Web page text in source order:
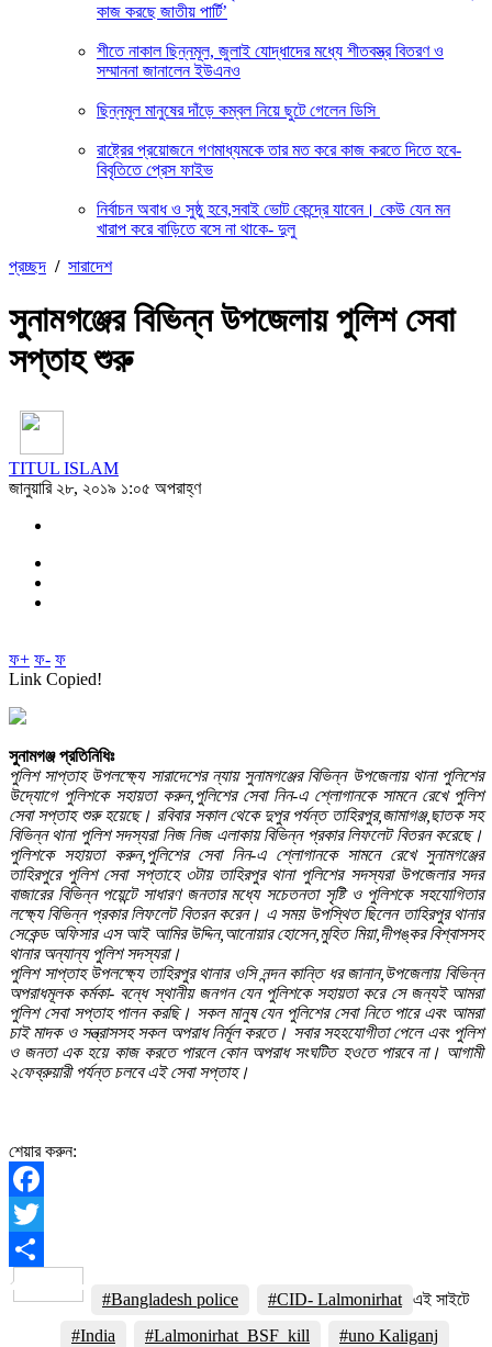
কাজ করছে জাতীয় পার্টি’
শীতে নাকাল ছিন্নমূল, জুলাই যোদ্ধাদের মধ্যে শীতবস্ত্র বিতরণ ও
সম্মাননা জানালেন ইউএনও
ছিন্নমূল মানুষের দাঁড়ে কম্বল নিয়ে ছুটে গেলেন ডিসি
রাষ্ট্রের প্রয়োজনে গণমাধ্যমকে তার মত করে কাজ করতে দিতে হবে-
বিবৃতিতে প্রেস ফাইভ
নির্বাচন অবাধ ও সুষ্ঠু হবে,সবাই ভোট কেন্দ্রে যাবেন। কেউ যেন মন
খারাপ করে বাড়িতে বসে না থাকে- দুলু
প্রচ্ছদ / সারাদেশ
সুনামগঞ্জের বিভিন্ন উপজেলায় পুলিশ সেবা
সপ্তাহ শুরু
TITUL ISLAM
জানুয়ারি ২৮, ২০১৯ ১:০৫ অপরাহ্ণ
ফ+ ফ- ফ
Link Copied!
সুনামগঞ্জ প্রতিনিধিঃ
পুলিশ সাপ্তাহ উপলক্ষ্যে সারাদেশের ন্যায় সুনামগঞ্জের বিভিন্ন উপজেলায় থানা পুলিশের
উদ্যোগে পুলিশকে সহায়তা করুন,পুলিশের সেবা নিন-এ শ্লোগানকে সামনে রেখে পুলিশ
সেবা সপ্তাহ শুরু হয়েছে। রবিবার সকাল থেকে দুপুর পর্যন্ত তাহিরপুর,জামাগঞ্জ,ছাতক সহ
বিভিন্ন থানা পুলিশ সদস্যরা নিজ নিজ এলাকায় বিভিন্ন প্রকার লিফলেট বিতরন করেছে।
পুলিশকে সহায়তা করুন,পুলিশের সেবা নিন-এ শ্লোগানকে সামনে রেখে সুনামগঞ্জের
তাহিরপুরে পুলিশ সেবা সপ্তাহে ৩টায় তাহিরপুর থানা পুলিশের সদস্যরা উপজেলার সদর
বাজারের বিভিন্ন পয়েন্টে সাধারণ জনতার মধ্যে সচেতনতা সৃষ্টি ও পুলিশকে সহযোগিতার
লক্ষ্যে বিভিন্ন প্রকার লিফলেট বিতরন করেন। এ সময় উপস্থিত ছিলেন তাহিরপুর থানার
সেকেন্ড অফিসার এস আই আমির উদ্দিন,আনোয়ার হোসেন,মুহিত মিয়া,দীপঙ্কর বিশ্বাসসহ
থানার অন্যান্য পুলিশ সদস্যরা।
পুলিশ সাপ্তাহ উপলক্ষ্যে তাহিরপুর থানার ওসি নন্দন কান্তি ধর জানান,উপজেলায় বিভিন্ন
অপরাধমূলক কর্মকা- বন্ধে স্থানীয় জনগন যেন পুলিশকে সহায়তা করে সে জন্যই আমরা
পুলিশ সেবা সপ্তাহ পালন করছি। সকল মানুষ যেন পুলিশের সেবা নিতে পারে এবং আমরা
চাই মাদক ও সন্ত্রাসসহ সকল অপরাধ নির্মূল করতে। সবার সহহযোগীতা পেলে এবং পুলিশ
ও জনতা এক হয়ে কাজ করতে পারলে কোন অপরাধ সংঘটিত হওতে পারবে না। আগামী
২ফেব্রুয়ারী পর্যন্ত চলবে এই সেবা সপ্তাহ।
শেয়ার করুন:
Facebook
Twitter
#Bangladesh police
#CID- Lalmonirhat
#India
#Lalmonirhat_BSF_kill
#uno Kaliganj
এই সাইটে